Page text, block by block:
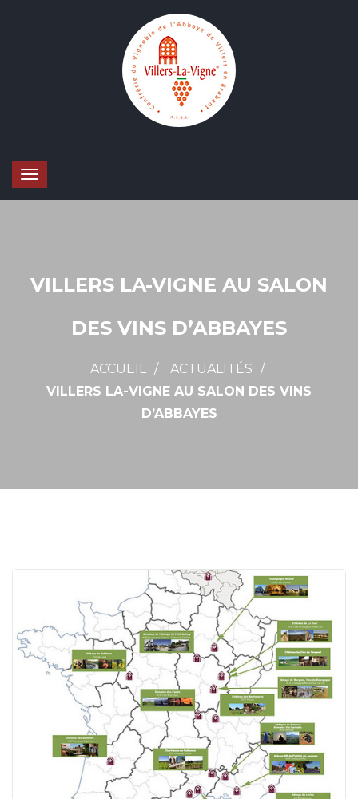
VILLERS LA-VIGNE AU SALON
DES VINS D’ABBAYES
ACCUEIL
ACTUALITÉS
VILLERS LA-VIGNE AU SALON DES VINS
D’ABBAYES